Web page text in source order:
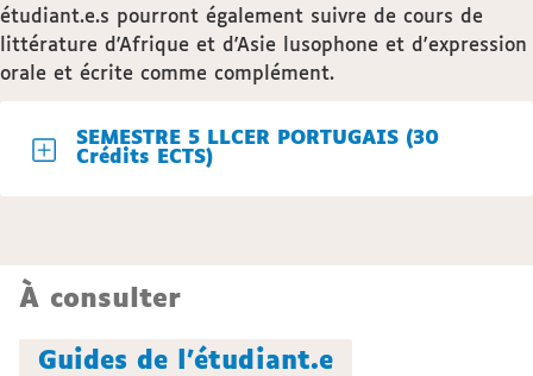
étudiant.e.s pourront également suivre de cours de
littérature d'Afrique et d'Asie lusophone et d'expression
orale et écrite comme complément.
SEMESTRE 5 LLCER PORTUGAIS (30
Crédits ECTS)
À consulter
Guides de l'étudiant.e